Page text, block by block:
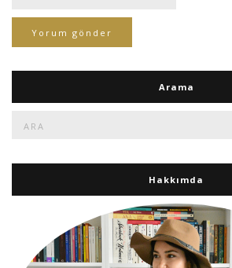
Arama
Hakkımda